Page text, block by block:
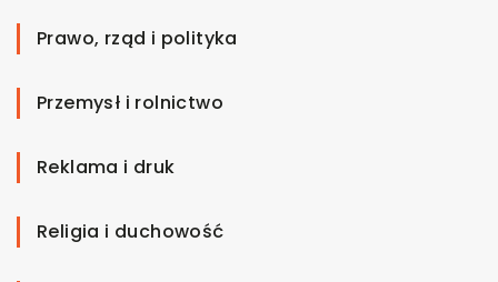
Prawo, rząd i polityka
Przemysł i rolnictwo
Reklama i druk
Religia i duchowość